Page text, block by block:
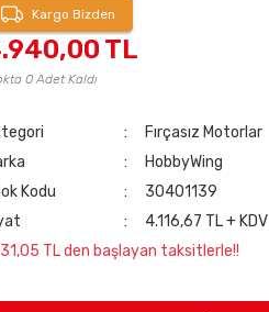
Kargo Bizden
TL
0 Adet Kaldı
Fırçasız Motorlar
HobbyWing
Kodu
30401139
4.116,67 TL + KDV
TL den başlayan taksitlerle!!